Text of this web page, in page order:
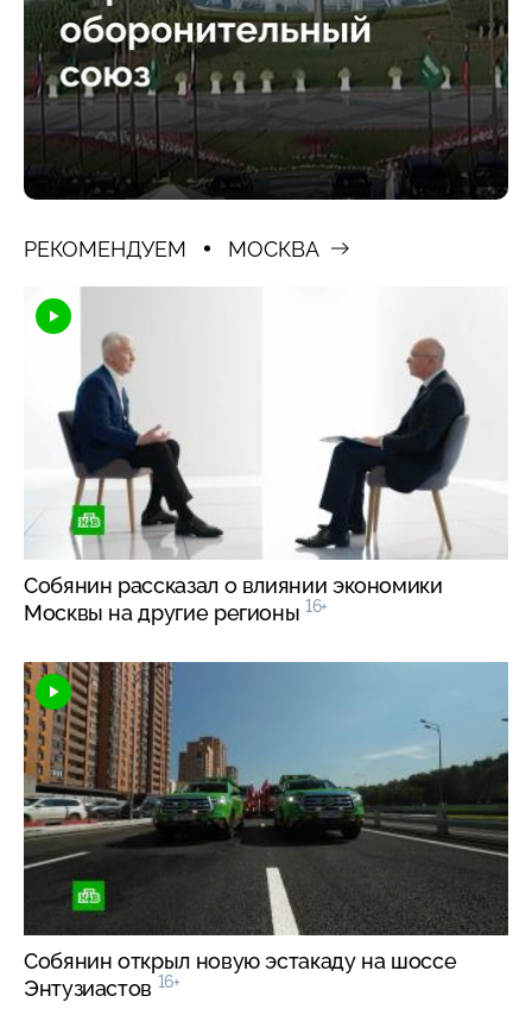
РЕКОМЕНДУЕМ МОСКВА
Собянин рассказал о влиянии экономики
Москвы на другие регионы 16+
Собянин открыл новую эстакаду на шоссе
Энтузиастов 16+